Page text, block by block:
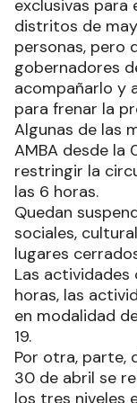
exclusivas para
distritos de
personas, pero
gobernadores
acompañarlo y
para frenar la
Algunas de las
AMBA desde la
restringir la
las 6 horas.
Quedan
sociales,
lugares
Las actividades
horas, las
en modalidad
19.
Por otra, parte,
30 de abril se
los tres niveles